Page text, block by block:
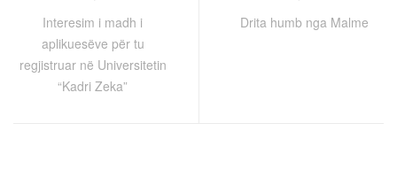
Interesim i madh i
aplikuesëve për tu
regjistruar në Universitetin
“Kadri Zeka”
Drita humb nga Malme